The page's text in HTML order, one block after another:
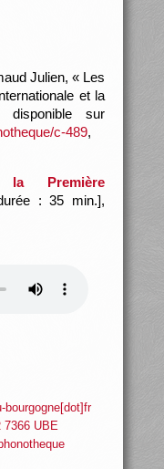
Julien, « Les
et la
sur
c-489,
Première
: 35 min.],
bourgogne[dot]fr
7366 UBE